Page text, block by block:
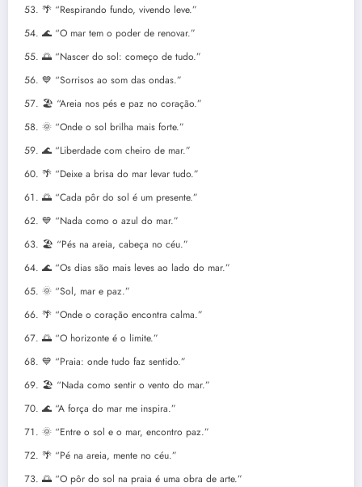
🌴 “Respirando fundo, vivendo leve.”
🌊 “O mar tem o poder de renovar.”
🌅 “Nascer do sol: começo de tudo.”
💙 “Sorrisos ao som das ondas.”
🏖️ “Areia nos pés e paz no coração.”
🌞 “Onde o sol brilha mais forte.”
🌊 “Liberdade com cheiro de mar.”
🌴 “Deixe a brisa do mar levar tudo.”
🌅 “Cada pôr do sol é um presente.”
💙 “Nada como o azul do mar.”
🏖️ “Pés na areia, cabeça no céu.”
🌊 “Os dias são mais leves ao lado do mar.”
🌞 “Sol, mar e paz.”
🌴 “Onde o coração encontra calma.”
🌅 “O horizonte é o limite.”
💙 “Praia: onde tudo faz sentido.”
🏖️ “Nada como sentir o vento do mar.”
🌊 “A força do mar me inspira.”
🌞 “Entre o sol e o mar, encontro paz.”
🌴 “Pé na areia, mente no céu.”
🌅 “O pôr do sol na praia é uma obra de arte.”